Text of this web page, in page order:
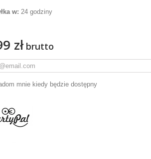
w: 24 godziny
złbrutto
mnie kiedy będzie dostępny